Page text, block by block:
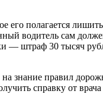
его полагается
водитель сам
— штраф 30 тысяч
на знание правил
справку от